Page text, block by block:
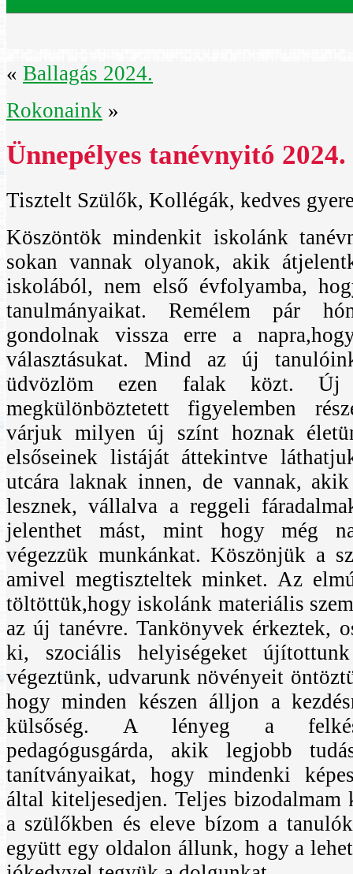
« Ballagás 2024.
Rokonaink »
Ünnepélyes tanévnyitó 2024.
Tisztelt Szülők, Kollégák, kedves
Köszöntök mindenkit iskolánk
sokan vannak olyanok, akik
iskolából, nem első évfolyamba,
tanulmányaikat. Remélem pár
gondolnak vissza erre a
választásukat. Mind az új
üdvözlöm ezen falak közt. Új
megkülönböztetett figyelemben
várjuk milyen új színt hoznak
elsőseinek listáját áttekintve
utcára laknak innen, de vannak,
lesznek, vállalva a reggeli
jelenthet mást, mint hogy még
végezzük munkánkat. Köszönjük a
amivel megtiszteltek minket. Az
töltöttük,hogy iskolánk materiális
az új tanévre. Tankönyvek érkeztek,
ki, szociális helyiségeket
végeztünk, udvarunk növényeit
hogy minden készen álljon a
külsőség. A lényeg a
pedagógusgárda, akik legjobb
tanítványaikat, hogy mindenki
által kiteljesedjen. Teljes bizodalmam
a szülőkben és eleve bízom a
együtt egy oldalon állunk, hogy a